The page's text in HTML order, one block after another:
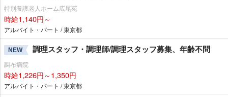
特別養護老人ホーム広尾苑
時給1,140円～
アルバイト・パート / 東京都
NEW 調理スタッフ・調理師/調理スタッフ募集、年齢不問
調布病院
時給1,226円～1,350円
アルバイト・パート / 東京都